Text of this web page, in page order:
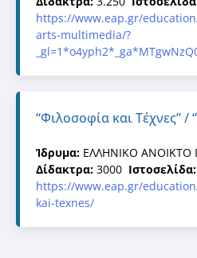
https://www.eap.gr/
arts-multimedia/?
“Φιλοσοφία και Τέχνες”
Ίδρυμα: ΕΛΛΗΝΙΚΟ ΑΝΟΙΚΤΟ
Δίδακτρα: 3000 Ιστοσελίδα:
https://www.eap.gr/
kai-texnes/